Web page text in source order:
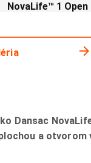
NovaLife™ 1 Open
Dansac
a otvorom